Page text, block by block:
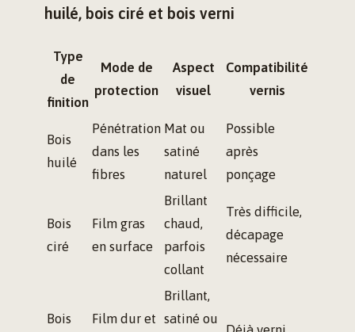
huilé, bois ciré et bois verni
Type
de
finition
Mode de
protection
Aspect
visuel
Compatibilité
vernis
Bois
huilé
Pénétration
dans les
fibres
Mat ou
satiné
naturel
Possible
après
ponçage
Bois
ciré
Film gras
en surface
Brillant
chaud,
parfois
collant
Très difficile,
décapage
nécessaire
Bois
Film dur et
Brillant,
satiné ou